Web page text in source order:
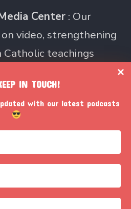
IN TOUCH!
with our latest podcasts
Center : Our
video, strengthening
teachings
the Catholic